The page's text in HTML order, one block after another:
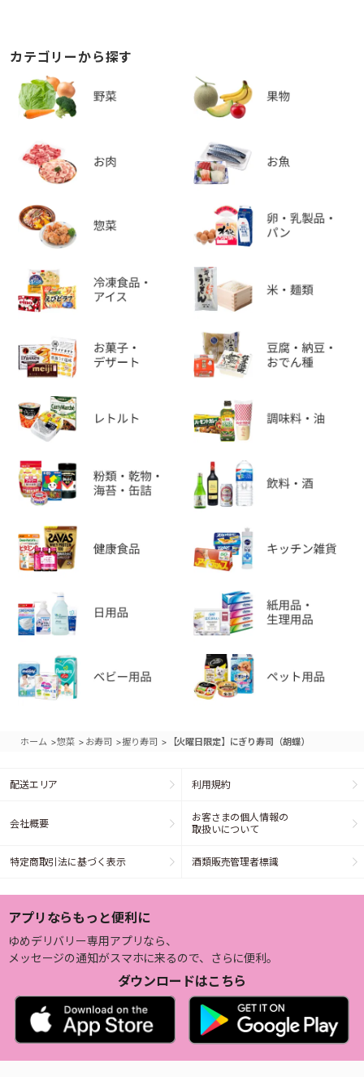
カテゴリーから探す
ホーム >惣菜 > お寿司 >握り寿司 > 【火曜日限定】にぎり寿司（胡蝶）
配送エリア 利用規約
会社概要
お客さまの個人情報の
取扱いについて
特定商取引法に基づく表示 酒類販売管理者標識
アプリならもっと便利に
ゆめデリバリー専用アプリなら、
メッセージの通知がスマホに来るので、さらに便利。
ダウンロードはこちら